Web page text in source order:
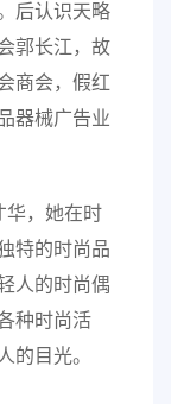
后认识天略
郭长江，故
商会，假红
器械广告业
华，她在时
特的时尚品
人的时尚偶
种时尚活
的目光。